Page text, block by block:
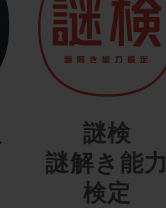
謎検
謎解き能
検定